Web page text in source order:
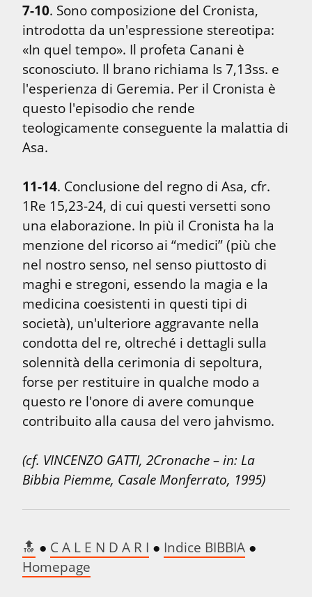
7-10. Sono composizione del Cronista,
introdotta da un'espressione stereotipa:
«In quel tempo». Il profeta Canani è
sconosciuto. Il brano richiama Is 7,13ss. e
l'esperienza di Geremia. Per il Cronista è
questo l'episodio che rende
teologicamente conseguente la malattia di
Asa.
11-14. Conclusione del regno di Asa, cfr.
1Re 15,23-24, di cui questi versetti sono
una elaborazione. In più il Cronista ha la
menzione del ricorso ai “medici” (più che
nel nostro senso, nel senso piuttosto di
maghi e stregoni, essendo la magia e la
medicina coesistenti in questi tipi di
società), un'ulteriore aggravante nella
condotta del re, oltreché i dettagli sulla
solennità della cerimonia di sepoltura,
forse per restituire in qualche modo a
questo re l'onore di avere comunque
contribuito alla causa del vero jahvismo.
(cf. VINCENZO GATTI, 2Cronache – in: La
Bibbia Piemme, Casale Monferrato, 1995)
🔝 ● C A L E N D A R I ● Indice BIBBIA
Homepage